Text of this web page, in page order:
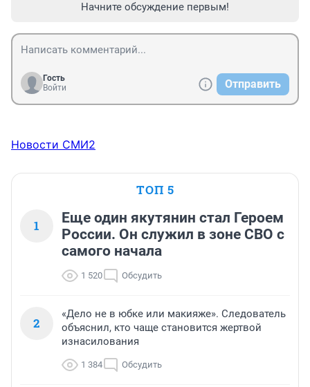
Начните обсуждение первым!
Гость
Войти
Отправить
Новости СМИ2
ТОП 5
1
Еще один якутянин стал Героем
России. Он служил в зоне СВО с
самого начала
1 520 Обсудить
2
«Дело не в юбке или макияже». Следователь
объяснил, кто чаще становится жертвой
изнасилования
1 384 Обсудить